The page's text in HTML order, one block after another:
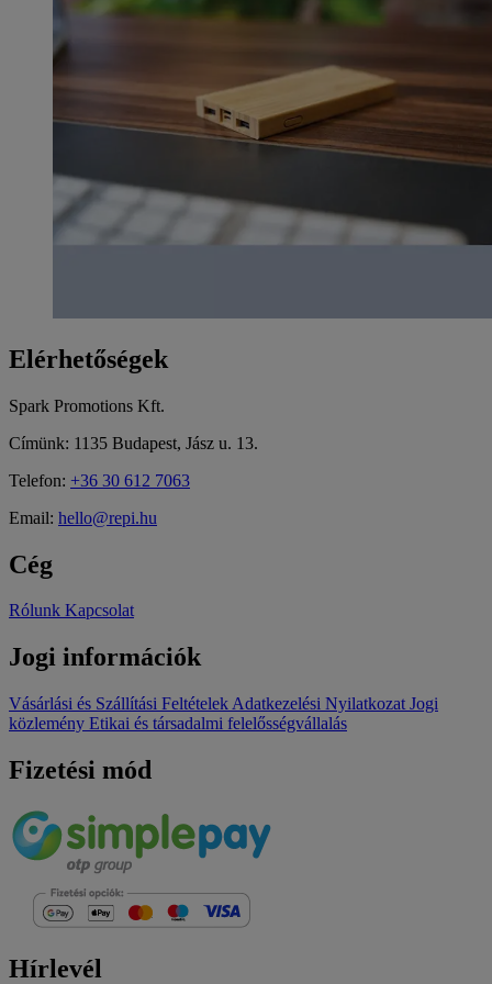
Elérhetőségek
Spark Promotions Kft.
Címünk: 1135 Budapest, Jász u. 13.
Telefon: +36 30 612 7063
Email: hello@repi.hu
Cég
Rólunk Kapcsolat
Jogi információk
Vásárlási és Szállítási Feltételek Adatkezelési Nyilatkozat Jogi
közlemény Etikai és társadalmi felelősségvállalás
Fizetési mód
Hírlevél